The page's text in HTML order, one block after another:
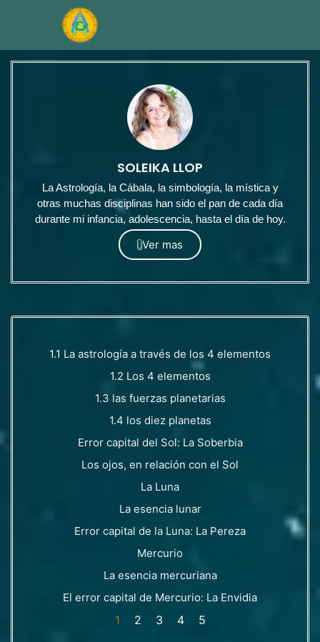
SOLEIKA LLOP
La Astrología, la Cábala, la simbología, la mística y
otras muchas disciplinas han sido el pan de cada día
durante mi infancia, adolescencia, hasta el día de hoy.
Ver mas
1.1 La astrología a través de los 4 elementos
1.2 Los 4 elementos
1.3 las fuerzas planetarias
1.4 los diez planetas
Error capital del Sol: La Soberbia
Los ojos, en relación con el Sol
La Luna
La esencia lunar
Error capital de la Luna: La Pereza
Mercurio
La esencia mercuriana
El error capital de Mercurio: La Envidia
1 2 3 4 5